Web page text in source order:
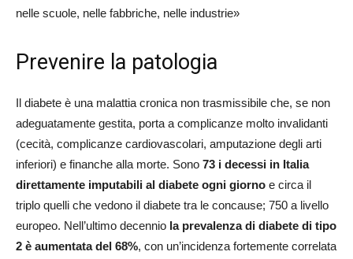
nelle scuole, nelle fabbriche, nelle industrie»
Prevenire la patologia
Il diabete è una malattia cronica non trasmissibile che, se non
adeguatamente gestita, porta a complicanze molto invalidanti
(cecità, complicanze cardiovascolari, amputazione degli arti
inferiori) e finanche alla morte. Sono 73 i decessi in Italia
direttamente imputabili al diabete ogni giorno e circa il
triplo quelli che vedono il diabete tra le concause; 750 a livello
europeo. Nell’ultimo decennio la prevalenza di diabete di tipo
2 è aumentata del 68%, con un’incidenza fortemente correlata